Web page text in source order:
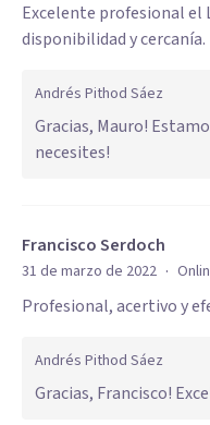
Excelente profesional el
disponibilidad y cercanía.
Andrés Pithod Sáez
Gracias, Mauro!
necesites!
Francisco Serdoch
31 de marzo de 2022 ·
Profesional, acertivo y
Andrés Pithod Sáez
Gracias, Francisco!